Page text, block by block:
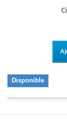
Disponible